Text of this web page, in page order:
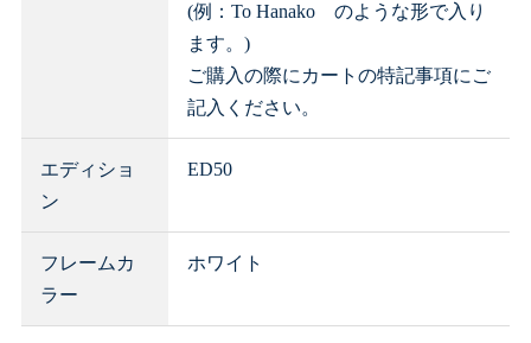
(例：To Hanako のような形で入り
ます。)
ご購入の際にカートの特記事項にご
記入ください。
エディショ
ン
ED50
フレームカ
ラー
ホワイト